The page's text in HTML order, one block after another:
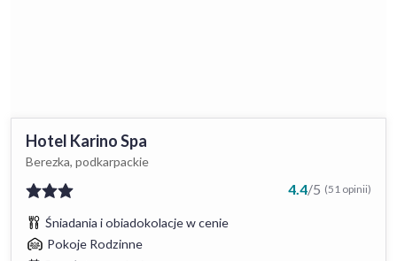
Hotel Karino Spa
Berezka, podkarpackie
4.4/5 (51 opinii)
Śniadania i obiadokolacje w cenie
Pokoje Rodzinne